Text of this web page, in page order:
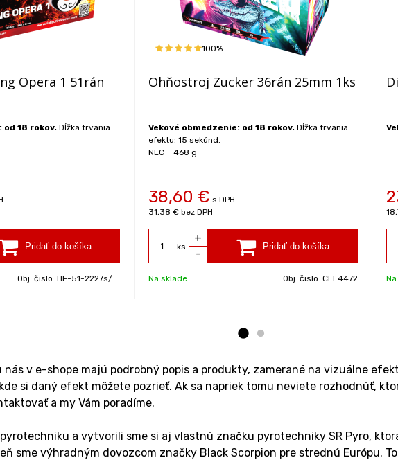
Opera 1 51rán
od 18 rokov. Dĺžka trvania
Obj. čislo: HF-51-2227s/CTN
100%
Ohňostroj Zucker 36rán 25mm 1ks
Vekové obmedzenie: od 18 rokov. Dĺžka trvania
efektu: 15 sekúnd.
NEC = 468 g
38,60 € s DPH
31,38 € bez DPH
ks
+
-
Na sklade Obj. čislo: CLE4472
v e-shope majú podrobný popis a produkty, zamerané na vizuálne
si daný efekt môžete pozrieť. Ak sa napriek tomu neviete rozhodnúť,
a my Vám poradíme.
a vytvorili sme si aj vlastnú značku pyrotechniky SR Pyro,
sme výhradným dovozcom značky Black Scorpion pre strednú Európu.